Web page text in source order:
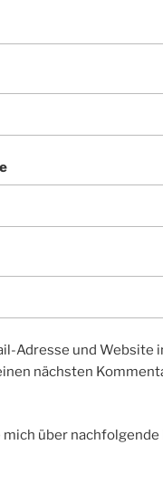
Adresse und Website
nächsten
über